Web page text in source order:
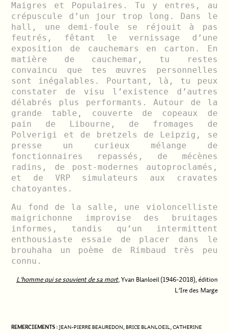
Maigres et Populaires. Tu y entres, au
crépuscule d’un jour trop long. Dans le
hall, une demi-foule se réjouit à pas
feutrés, fêtant le vernissage d’une
exposition de cauchemars en carton. En
matière de cauchemar, tu restes
convaincu que tes œuvres personnelles
sont inégalables. Pourtant, là, tu peux
constater de visu l’existence d’autres
délabrés plus performants. Autour de la
grande table, couverte de copeaux de
pain de Libourne, de fromages de
Polverigi et de bretzels de Leipzig, se
presse un curieux mélange de
fonctionnaires repassés, de mécènes
radins, de post-modernes autoproclamés,
et de VRP simulateurs aux cravates
chatoyantes.
Au fond de la salle, une violoncelliste
maigrichonne improvise des bruitages
informes, tandis qu’un intermittent
enthousiaste essaie de placer dans le
brouhaha un poème de Rimbaud très peu
connu.
L’homme qui se souvient de sa mort, Yvan Blanloeil (1946-2018), édition
L’Ire des Marge
REMERCIEMENTS :JEAN-PIERRE BEAUREDON, BRICE BLANLOEIL, CATHERINE